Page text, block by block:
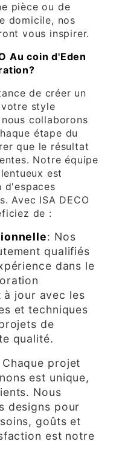
pièce ou de
domicile, nos
vous inspirer.
Au coin d'Eden
de créer un
style
collaborons
étape du
que le résultat
Notre équipe
est
d'espaces
Avec ISA DECO
de :
: Nos
qualifiés
dans le
jour avec les
et techniques
de
qualité.
Chaque projet
est unique,
Nous
designs pour
goûts et
est notre